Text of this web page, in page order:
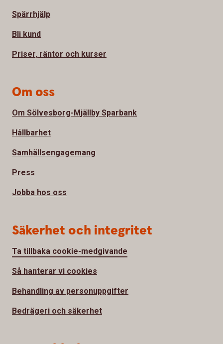
Spärrhjälp
Bli kund
Priser, räntor och kurser
Om oss
Om Sölvesborg-Mjällby Sparbank
Hållbarhet
Samhällsengagemang
Press
Jobba hos oss
Säkerhet och integritet
Ta tillbaka cookie-medgivande
Så hanterar vi cookies
Behandling av personuppgifter
Bedrägeri och säkerhet